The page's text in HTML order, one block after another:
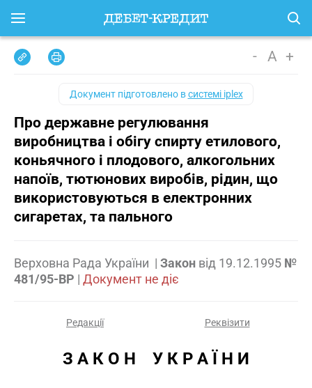
- A +
Документ підготовлено всистемі iplex
Про державне регулювання
виробництва і обігу спирту етилового,
коньячного і плодового, алкогольних
напоїв, тютюнових виробів, рідин, що
використовуються в електронних
сигаретах, та пального
Верховна Рада України | Закон від 19.12.1995 №
481/95-ВР | Документ не діє
Редакції Реквізити
З А К О Н    У К Р А Ї Н И